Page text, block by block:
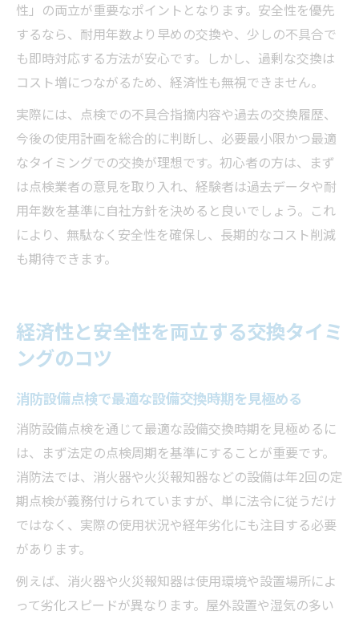
性」の両立が重要なポイントとなります。安全性を優先
するなら、耐用年数より早めの交換や、少しの不具合で
も即時対応する方法が安心です。しかし、過剰な交換は
コスト増につながるため、経済性も無視できません。
実際には、点検での不具合指摘内容や過去の交換履歴、
今後の使用計画を総合的に判断し、必要最小限かつ最適
なタイミングでの交換が理想です。初心者の方は、まず
は点検業者の意見を取り入れ、経験者は過去データや耐
用年数を基準に自社方針を決めると良いでしょう。これ
により、無駄なく安全性を確保し、長期的なコスト削減
も期待できます。
経済性と安全性を両立する交換タイミ
ングのコツ
消防設備点検で最適な設備交換時期を見極める
消防設備点検を通じて最適な設備交換時期を見極めるに
は、まず法定の点検周期を基準にすることが重要です。
消防法では、消火器や火災報知器などの設備は年2回の定
期点検が義務付けられていますが、単に法令に従うだけ
ではなく、実際の使用状況や経年劣化にも注目する必要
があります。
例えば、消火器や火災報知器は使用環境や設置場所によ
って劣化スピードが異なります。屋外設置や湿気の多い